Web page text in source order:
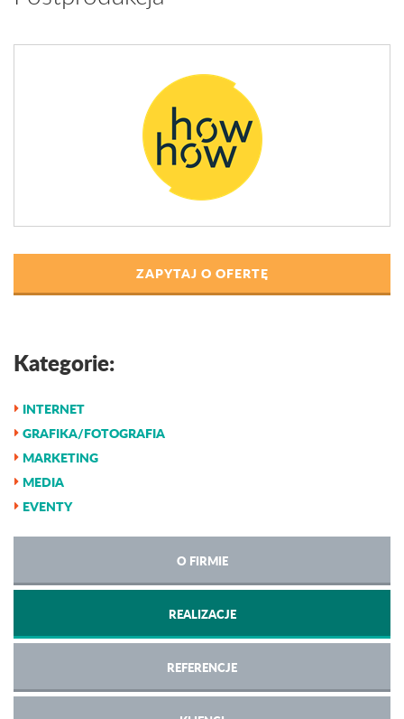
ZAPYTAJ O OFERTĘ
Kategorie:
INTERNET
GRAFIKA/FOTOGRAFIA
MARKETING
MEDIA
EVENTY
O FIRMIE
REALIZACJE
REFERENCJE